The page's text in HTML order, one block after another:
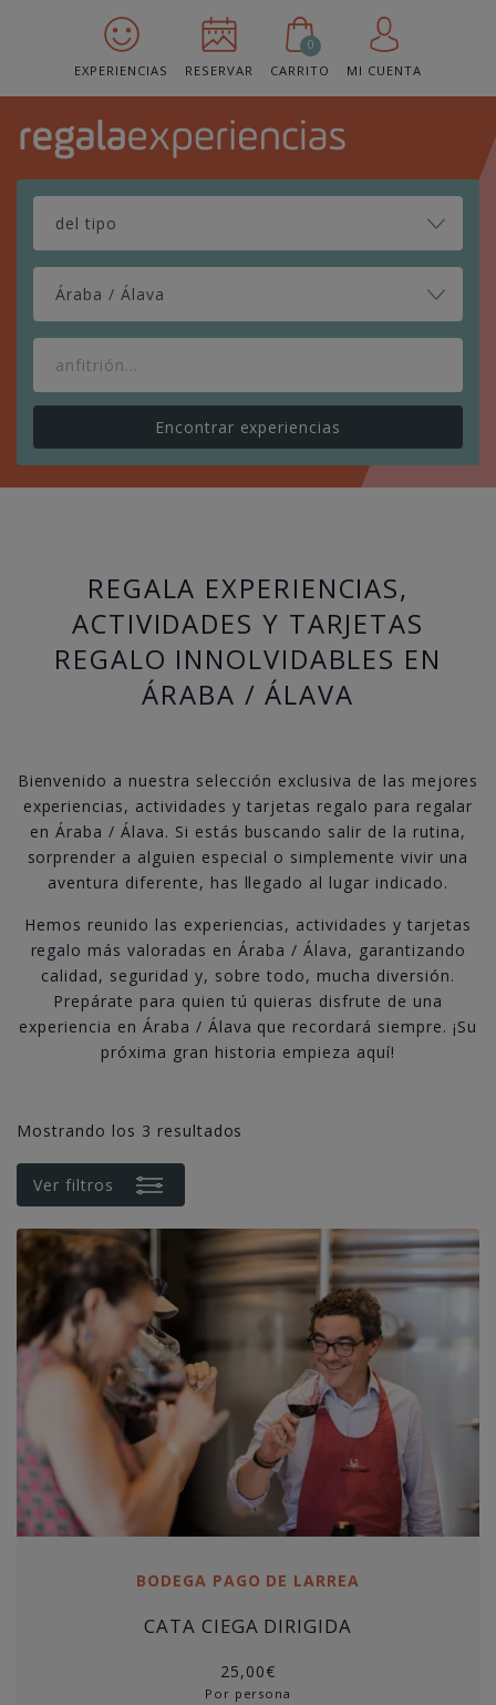
EXPERIENCIAS RESERVAR
0
CARRITO
MI CUENTA
Áraba / Álava
REGALA EXPERIENCIAS,
ACTIVIDADES Y TARJETAS
REGALO INNOLVIDABLES EN
ÁRABA / ÁLAVA
Bienvenido a nuestra selección exclusiva de las mejores
experiencias, actividades y tarjetas regalo para regalar
en Áraba / Álava. Si estás buscando salir de la rutina,
sorprender a alguien especial o simplemente vivir una
aventura diferente, has llegado al lugar indicado.
Hemos reunido las experiencias, actividades y tarjetas
regalo más valoradas en Áraba / Álava, garantizando
calidad, seguridad y, sobre todo, mucha diversión.
Prepárate para quien tú quieras disfrute de una
experiencia en Áraba / Álava que recordará siempre. ¡Su
próxima gran historia empieza aquí!
Mostrando los 3 resultados
Ver filtros
BODEGA PAGO DE LARREA
CATA CIEGA DIRIGIDA
25,00€
Por persona